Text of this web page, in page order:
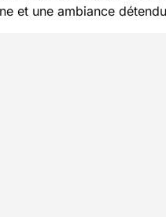
et une ambiance